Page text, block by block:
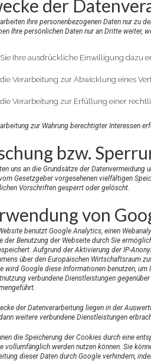
der
Ihre personenbezogenen Daten nur zu
Ihre persönlichen Daten nur an Dritte weiter,
Sie Ihre ausdrückliche Einwilligung dazu
die Verarbeitung zur Abwicklung eines
die Verarbeitung zur Erfüllung einer
zur Wahrung berechtigter Interessen
bzw.
uns an die Grundsätze der
Gesetzgeber vorgesehenen vielfältigen
Vorschriften gesperrt oder gelöscht.
von
benutzt Google Analytics, einen
der Benutzung der Webseite durch Sie
Aufgrund der Aktivierung der IP-
über den Europäischen Wirtschaftsraum
wird Google diese Informationen benutzen,
verbundene Dienstleistungen
der Datenverarbeitung liegen in der
weitere verbundene Dienstleistungen
die Speicherung der Cookies durch eine
vollumfänglich werden nutzen können. Sie
dieser Daten durch Google verhindern,